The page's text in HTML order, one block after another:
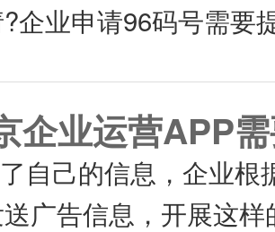
企业申请96码号需要
企业运营APP
自己的信息，企业
送广告信息，开展这